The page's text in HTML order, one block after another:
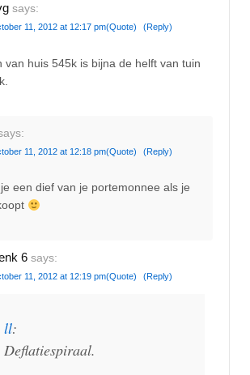
says:
11, 2012 at 12:17 pm(Quote) (Reply)
van huis 545k is bijna de helft van tuin
11, 2012 at 12:18 pm(Quote) (Reply)
een dief van je portemonnee als je
6 says:
11, 2012 at 12:19 pm(Quote) (Reply)
ll:
Deflatiespiraal.